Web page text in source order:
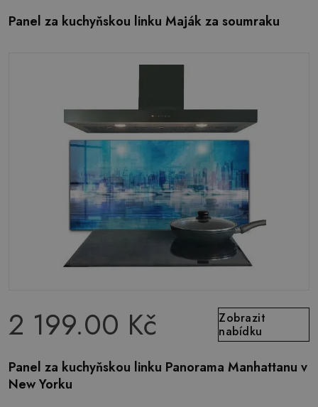
Panel za kuchyňskou linku Maják za soumraku
2 199.00 Kč
Zobrazit
nabídku
Panel za kuchyňskou linku Panorama Manhattanu v
New Yorku